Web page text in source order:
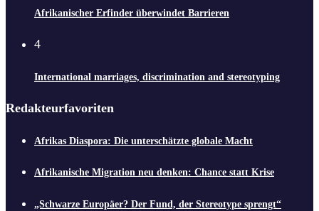
Afrikanischer Erfinder überwindet Barrieren
4
International marriages, discrimination and stereotyping
Redakteurfavoriten
Afrikas Diaspora: Die unterschätzte globale Macht
Afrikanische Migration neu denken: Chance statt Krise
„Schwarze Europäer? Der Fund, der Stereotype sprengt“